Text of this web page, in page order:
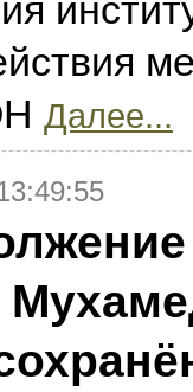
Далее...